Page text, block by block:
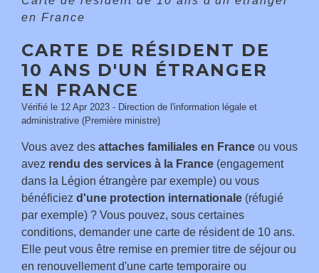
en France
CARTE DE RÉSIDENT DE
10 ANS D'UN ÉTRANGER
EN FRANCE
Vérifié le 12 Apr 2023 - Direction de l'information légale et
administrative (Première ministre)
Vous avez des attaches familiales en France ou vous
avez rendu des services à la France (engagement
dans la Légion étrangère par exemple) ou vous
bénéficiez d'une protection internationale (réfugié
par exemple) ? Vous pouvez, sous certaines
conditions, demander une carte de résident de 10 ans.
Elle peut vous être remise en premier titre de séjour ou
en renouvellement d'une carte temporaire ou